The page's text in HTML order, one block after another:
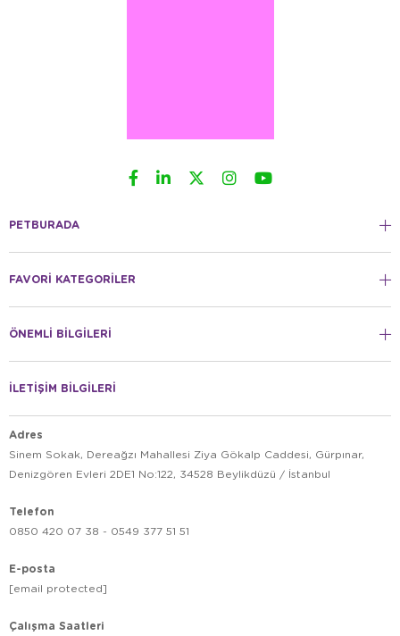
PETBURADA
FAVORİ KATEGORİLER
ÖNEMLİ BİLGİLERİ
İLETİŞİM BİLGİLERİ
Adres
Sinem Sokak, Dereağzı Mahallesi Ziya Gökalp Caddesi, Gürpınar,
Denizgören Evleri 2DE1 No:122, 34528 Beylikdüzü / İstanbul
Telefon
0850 420 07 38 - 0549 377 51 51
E-posta
[email protected]
Çalışma Saatleri